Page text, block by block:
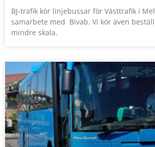
BJ-trafik kör linjebussar för Västtrafik i
samarbete med Bivab. Vi kör även
mindre skala.